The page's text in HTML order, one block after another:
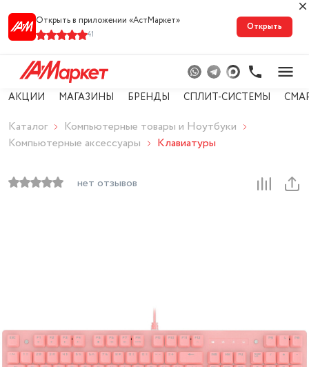
Открыть в приложении «АстМарке‪т‬»
41
Открыть
АКЦИИ МАГАЗИНЫ БРЕНДЫ СПЛИТ-СИСТЕМЫ
Каталог
Компьютерные товары и Ноутбуки
Компьютерные аксессуары
Клавиатуры
нет отзывов